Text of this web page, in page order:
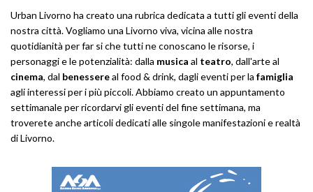
Urban Livorno ha creato una rubrica dedicata a tutti gli eventi della
nostra città. Vogliamo una Livorno viva, vicina alle nostra
quotidianità per far si che tutti ne conoscano le risorse, i
personaggi e le potenzialità: dalla musica al teatro, dall'arte al
cinema, dal benessereal food & drink, dagli eventi per la famiglia
agli interessi per i più piccoli. Abbiamo creato un appuntamento
settimanale per ricordarvi gli eventi del fine settimana, ma
troverete anche articoli dedicati alle singole manifestazioni e realtà
di Livorno.